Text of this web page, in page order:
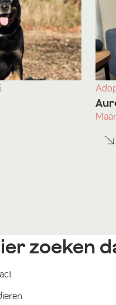
zoeken